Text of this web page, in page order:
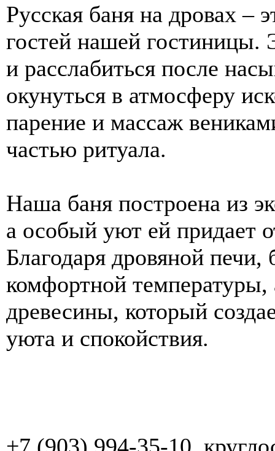
Русская баня на дровах –
гостей нашей гостиницы.
и расслабиться после
окунуться в атмосферу
парение и массаж
частью ритуала.
Наша баня построена из
а особый уют ей придает
Благодаря дровяной печи,
комфортной
древесины, который
уюта и спокойствия.
+7 (903) 994-35-10,